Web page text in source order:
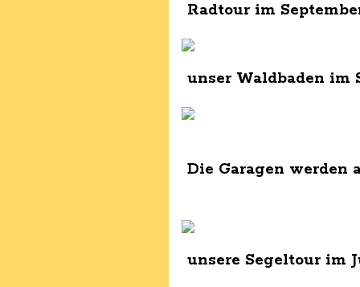
Radtour im
unser Waldbaden im
Die Garagen
unsere Segeltour im